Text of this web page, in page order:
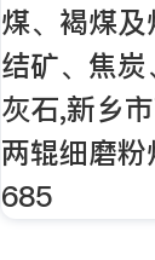
煤、褐煤
结矿、焦
灰石,新乡
两辊细磨
685